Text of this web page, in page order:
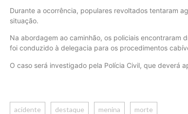
Durante a ocorrência, populares revoltados tentaram
situação.
Na abordagem ao caminhão, os policiais encontraram
foi conduzido à delegacia para os procedimentos
O caso será investigado pela Polícia Civil, que deverá
acidente destaque menina morte